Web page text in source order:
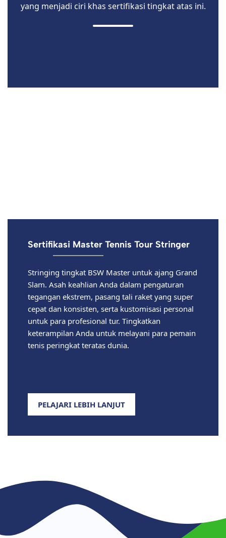
yang menjadi ciri khas sertifikasi tingkat atas ini.
Sertifikasi Master Tennis Tour Stringer
Stringing tingkat BSW Master untuk ajang Grand
Slam. Asah keahlian Anda dalam pengaturan
tegangan ekstrem, pasang tali raket yang super
cepat dan konsisten, serta kustomisasi personal
untuk para profesional tur. Tingkatkan
keterampilan Anda untuk melayani para pemain
tenis peringkat teratas dunia.
PELAJARI LEBIH LANJUT